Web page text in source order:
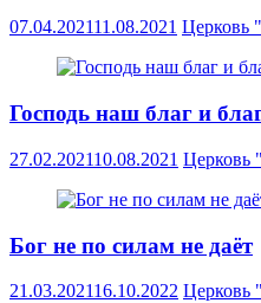
07.04.202111.08.2021 Церковь
Господь наш благ и
27.02.202110.08.2021 Церковь
Бог не по силам не даёт
21.03.202116.10.2022 Церковь